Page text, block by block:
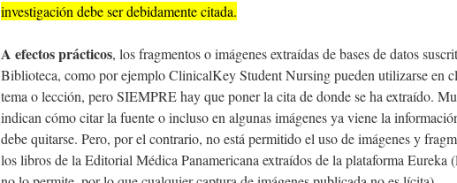
investigación debe ser debidamente citada.
A efectos prácticos, los fragmentos o imágenes extraídas de bases de datos
Biblioteca, como por ejemplo ClinicalKey Student Nursing pueden utilizarse en
tema o lección, pero SIEMPRE hay que poner la cita de donde se ha extraído.
indican cómo citar la fuente o incluso en algunas imágenes ya viene la
debe quitarse. Pero, por el contrario, no está permitido el uso de imágenes y
los libros de la Editorial Médica Panamericana extraídos de la plataforma Eureka